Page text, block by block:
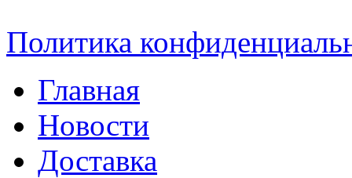
Политика
Главная
Новости
Доставка